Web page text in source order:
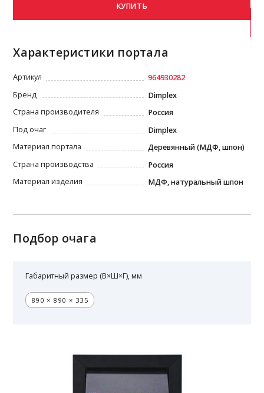
КУПИТЬ
Характеристики портала
Артикул
964930282
Бренд
Dimplex
Страна производителя
Россия
Под очаг
Dimplex
Материал портала
Деревянный (МДФ, шпон)
Страна производства
Россия
Материал изделия
МДФ, натуральный шпон
Подбор очага
Габаритный размер (В×Ш×Г), мм
890 × 890 × 335